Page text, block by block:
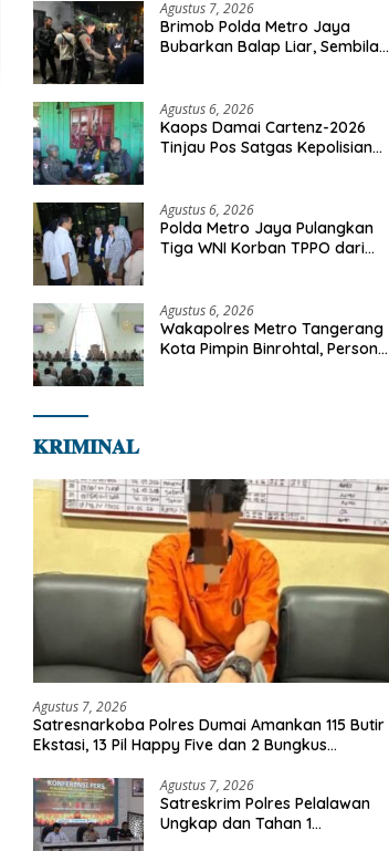
Agustus 7, 2026
Brimob Polda Metro Jaya
Bubarkan Balap Liar, Sembilan
Agustus 6, 2026
Kaops Damai Cartenz-2026
Tinjau Pos Satgas Kepolisian
Bersama Masyarakat
Agustus 6, 2026
Polda Metro Jaya Pulangkan
Tiga WNI Korban TPPO dari
Agustus 6, 2026
Wakapolres Metro Tangerang
Kota Pimpin Binrohtal, Personel
𝐊𝐑𝐈𝐌𝐈𝐍𝐀𝐋
Agustus 7, 2026
Satresnarkoba Polres Dumai Amankan 115 Butir
Ekstasi, 13 Pil Happy Five dan 2 Bungkus
Agustus 7, 2026
Satreskrim Polres Pelalawan
Ungkap dan Tahan 1